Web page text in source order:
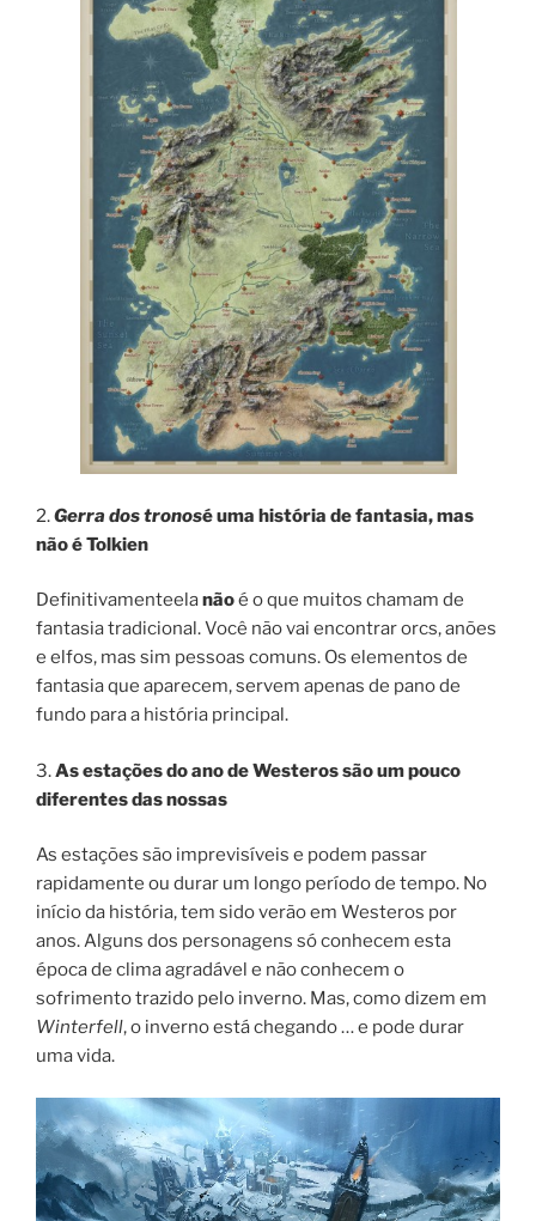
2.Gerra dos tronosé uma história de fantasia, mas
não é Tolkien
Definitivamenteelanãoé o que muitos chamam de
fantasia tradicional. Você não vai encontrar orcs, anões
e elfos, mas sim pessoas comuns. Os elementos de
fantasia que aparecem, servem apenas de pano de
fundo para a história principal.
3.As estações do ano de Westeros são um pouco
diferentes das nossas
As estações são imprevisíveis e podem passar
rapidamente ou durar um longo período de tempo. No
início da história, tem sido verão em Westeros por
anos. Alguns dos personagens só conhecem esta
época de clima agradável e não conhecem o
sofrimento trazido pelo inverno. Mas, como dizem em
Winterfell, o inverno está chegando … e pode durar
uma vida.